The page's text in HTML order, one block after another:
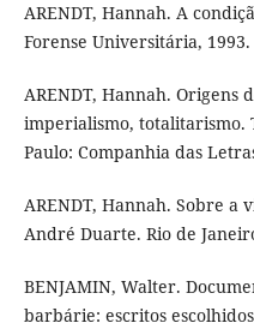
ARENDT, Hannah. A
Forense Universitária, 1993.
ARENDT, Hannah. Origens
imperialismo, totalitarismo.
Paulo: Companhia das
ARENDT, Hannah. Sobre a
André Duarte. Rio de
BENJAMIN, Walter.
barbárie: escritos